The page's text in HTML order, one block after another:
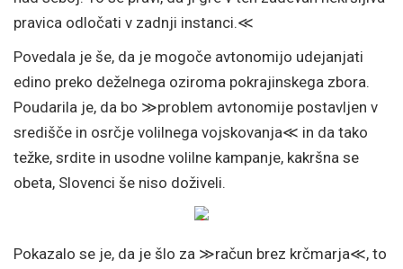
pravica odločati v zadnji instanci.≪
Povedala je še, da je mogoče avtonomijo udejanjati
edino preko deželnega oziroma pokrajinskega zbora.
Poudarila je, da bo ≫problem avtonomije postavljen v
središče in osrčje volilnega vojskovanja≪ in da tako
težke, srdite in usodne volilne kampanje, kakršna se
obeta, Slovenci še niso doživeli.
Pokazalo se je, da je šlo za ≫račun brez krčmarja≪, to